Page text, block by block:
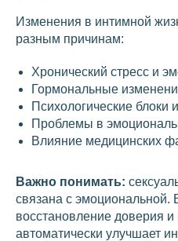
Изменения в интимной
разным причинам:
Хронический стресс и
Гормональные
Психологические блоки
Проблемы в
Влияние медицинских
Важно понимать:
связана с эмоциональной.
восстановление доверия
автоматически улучшает